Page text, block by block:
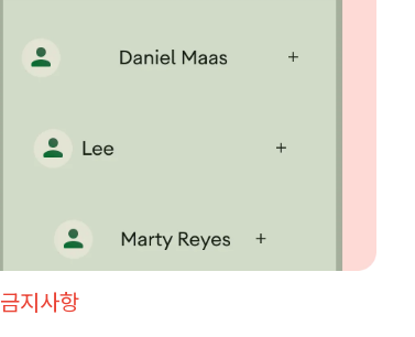
금지사항